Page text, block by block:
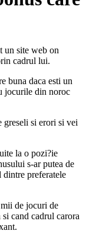
un site web on
cadrul lui.
buna daca esti un
jocurile din noroc
greseli si erori si vei
la o pozi?ie
s-ar putea de
dintre preferatele
de jocuri de
cand cadrul carora